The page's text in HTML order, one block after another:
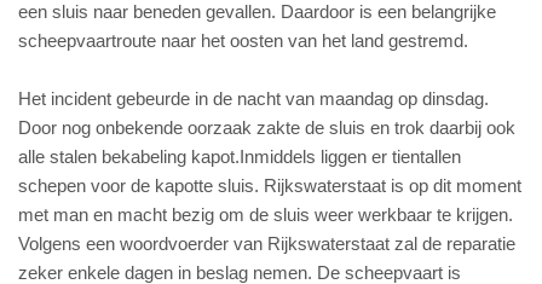
een sluis naar beneden gevallen. Daardoor is een belangrijke
scheepvaartroute naar het oosten van het land gestremd.
Het incident gebeurde in de nacht van maandag op dinsdag.
Door nog onbekende oorzaak zakte de sluis en trok daarbij ook
alle stalen bekabeling kapot.Inmiddels liggen er tientallen
schepen voor de kapotte sluis. Rijkswaterstaat is op dit moment
met man en macht bezig om de sluis weer werkbaar te krijgen.
Volgens een woordvoerder van Rijkswaterstaat zal de reparatie
zeker enkele dagen in beslag nemen. De scheepvaart is